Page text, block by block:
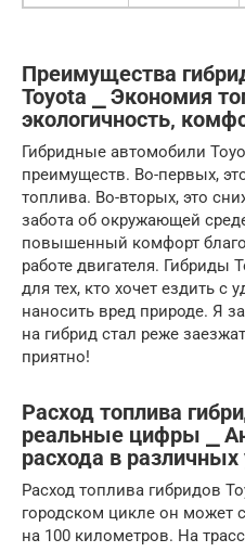
Преимущества
Toyota ⎯ Экономия
экологичность‚
Гибридные автомобили
преимуществ. Во-первых,
топлива. Во-вторых, это
забота об окружающей
повышенный комфорт
работе двигателя. Гибриды
для тех, кто хочет ездить с
наносить вред природе. Я
на гибрид стал реже
приятно!
Расход топлива
реальные цифры ⎯
расхода в различных
Расход топлива гибридов
городском цикле он может
на 100 километров. На